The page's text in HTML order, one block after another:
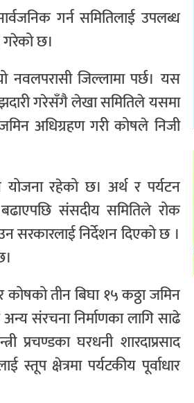
गर्न समितिलाई उपलब्ध
गरेको छ।
नवलपरासी जिल्लामा पर्छ। यस
गरेसँगै लेखा समितिले यसमा
अधिग्रहण गरी कोषले निजी
योजना रहेको छ। अर्थ र पर्यटन
संसदीय समितिले रोक
सरकारलाई निर्देशन दिएको छ ।
कोषको तीन बिघा १५ कठ्ठा जमिन
संरचना निर्माणका लागि साढे
घरधनी शारदाप्रसाद
स्तूप क्षेत्रमा पर्यटकीय पूर्वाधार